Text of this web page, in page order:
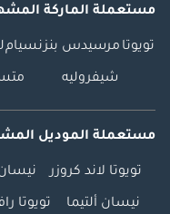
مستعملة الماركة
تويوتا مرسيدس بنزنسيام
شيفروليه
مستعملة الموديل
تويوتا لاند كروزر
نيسان ألتيما تويوتا